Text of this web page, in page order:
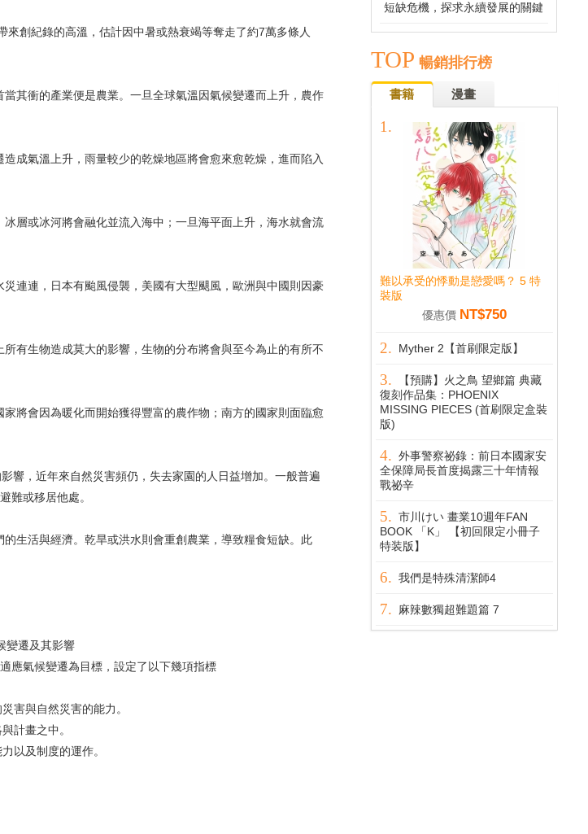
創紀錄的高溫，估計因中暑或熱衰竭等奪走了約7萬多條人
衝的產業便是農業。一旦全球氣溫因氣候變遷而上升，農作
氣溫上升，雨量較少的乾燥地區將會愈來愈乾燥，進而陷入
或冰河將會融化並流入海中；一旦海平面上升，海水就會流
連，日本有颱風侵襲，美國有大型颶風，歐洲與中國則因豪
生物造成莫大的影響，生物的分布將會與至今為止的有所不
會因為暖化而開始獲得豐富的農作物；南方的國家則面臨愈
，近年來自然災害頻仍，失去家園的人日益增加。一般普遍
難或移居他處。
活與經濟。乾旱或洪水則會重創農業，導致糧食短缺。此
遷及其影響
氣候變遷為目標，設定了以下幾項指標
與自然災害的能力。
計畫之中。
及制度的運作。
短缺危機，探求永續發展的關鍵
TOP 暢銷排行榜
書籍 漫畫
難以承受的悸動是戀愛嗎？ 5 特
裝版
優惠價 NT$750
Myther 2【首刷限定版】
【預購】火之鳥 望鄉篇 典藏
復刻作品集：PHOENIX
MISSING PIECES (首刷限定盒裝
版)
外事警察祕錄：前日本國家安
全保障局長首度揭露三十年情報
戰祕辛
市川けい 畫業10週年FAN
BOOK 「K」 【初回限定小冊子
特装版】
我們是特殊清潔師4
麻辣數獨超難題篇 7